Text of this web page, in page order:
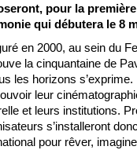
pour la
qui débutera le 8
en 2000, au sein du
la cinquantaine de
les horizons
leur
et leurs institutions.
s’installeront
pour rêver,